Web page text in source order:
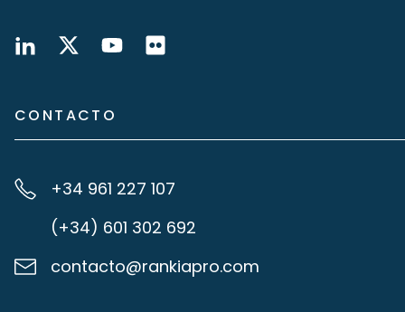
CONTACTO
+34 961 227 107
(+34) 601 302 692
contacto@rankiapro.com